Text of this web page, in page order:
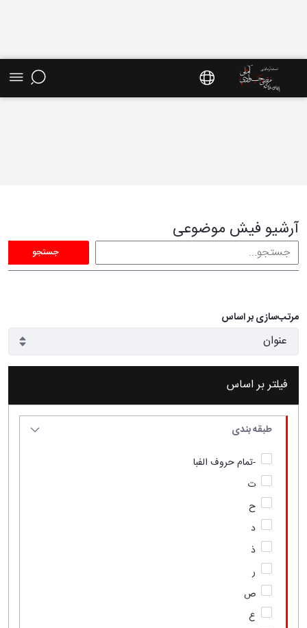
آرشیو فیش موضوعی
جستجو
مرتب‌سازی بر اساس
فیلتر بر اساس
طبقه بندی
-تمام حروف الفبا
ت
ح
د
ذ
ر
ص
ع